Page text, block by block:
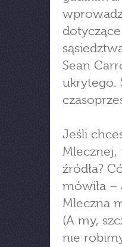
Sean
ukrytego.
Jeśli
Mlecznej,
źródła?
mówiła –
Mleczna
(A my,
nie